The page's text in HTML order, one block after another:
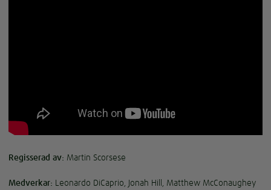
Regisserad av: Martin Scorsese
Medverkar: Leonardo DiCaprio, Jonah Hill, Matthew McConaughey